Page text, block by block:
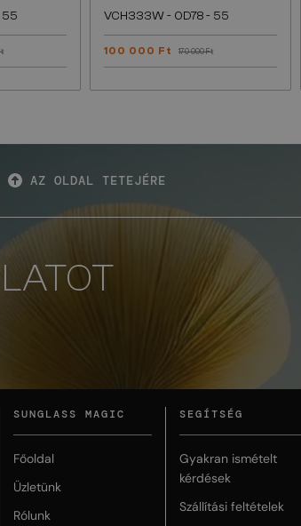
55
VCH333W - 0D78 - 55
100 000 Ft 170 000 Ft
AZ OLDAL TETEJÉRE
SUNGLASS MAGIC
Főoldal
Üzletünk
Rólunk
SEGÍTSÉG
Gyakran ismételt
kérdések
Szállítási feltételek